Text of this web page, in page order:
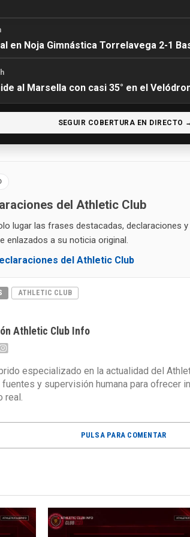
en Noja Gimnástica Torrelavega 2-1
al Marsella con casi 35° en el
SEGUIR COBERTURA EN DIRECTO
del Athletic Club
lugar las frases destacadas, declaraciones
enlazados a su noticia original.
del Athletic Club
ATHLETIC CLUB
Athletic Club Info
especializado en la actualidad del
y supervisión humana para ofrecer
real.
PULSA PARA COMENTAR